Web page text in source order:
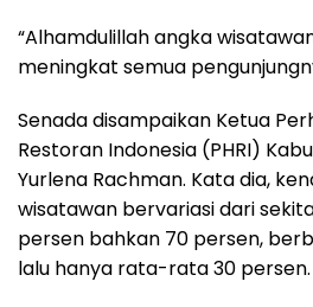
“Alhamdulillah angka
meningkat semua
Senada disampaikan Ketua
Restoran Indonesia (PHRI)
Yurlena Rachman. Kata dia,
wisatawan bervariasi dari
persen bahkan 70 persen,
lalu hanya rata-rata 30 persen.